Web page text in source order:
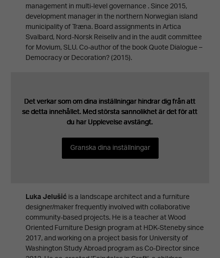
management in multi-level governance . Since 2015,
development manager in the northern Norwegian island
municipality of Træna. Board assignments in Artica
Svalbard, Nord-Norsk Reiseliv and in the audit committee
for Movium, SLU. Co-author of the book Quote Dialogue –
Democracy or Decoration? (2015).
Det verkar som om dina inställningar hindrar dig från att
se detta innehållet. Med största sannolikhet är det för att
du har Upplevelse avstängt.
Granska dina inställningar
Det verkar som om dina inställningar hindrar dig från att
se detta innehållet. Med största sannolikhet är det för att
du har Upplevelse avstängt.
Granska dina inställningar
Det verkar som om dina inställningar hindrar dig från att
se detta innehållet. Med största sannolikhet är det för att
du har Upplevelse avstängt.
Granska dina inställningar
Det verkar som om dina inställningar hindrar dig från att
se detta innehållet. Med största sannolikhet är det för att
du har Upplevelse avstängt.
Granska dina inställningar
Det verkar som om dina inställningar hindrar dig från att
se detta innehållet. Med största sannolikhet är det för att
du har Upplevelse avstängt.
Granska dina inställningar
Luka Jelušićis a landscape architect and a furniture
designer/maker frequently involved with collaborative
community-based projects. He is a teacher at Wood
Oriented Furniture Design program at HDK-Steneby since
2017, and working on a project basis for University of
Washington Study Abroad program as Co-Director since